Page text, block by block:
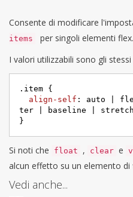
Consente di modificare
items
per singoli elementi flex.
I valori utilizzabili sono gli stessi
.item {
align-self : auto |
ter | baseline |
}
Si noti che float , clear e
alcun effetto su un elemento di
Vedi anche...